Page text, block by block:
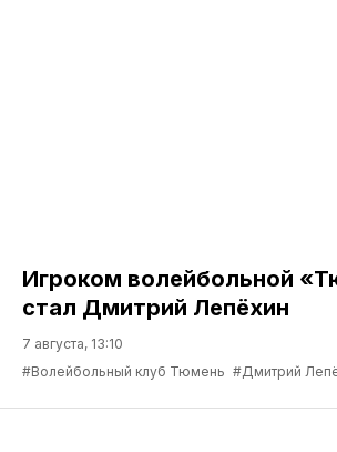
Игроком волейбольной
стал Дмитрий Лепёхин
7 августа, 13:10
#Волейбольный клуб Тюмень #Дмитрий